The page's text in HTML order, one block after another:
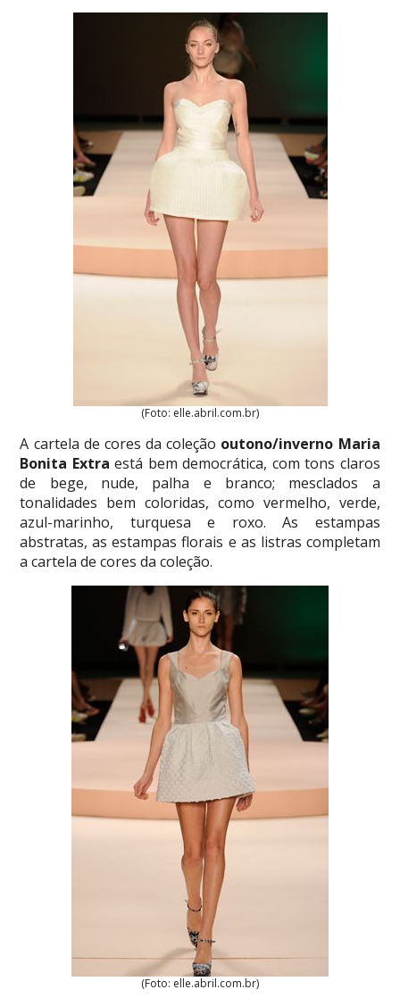
(Foto: elle.abril.com.br)
A cartela de cores da coleção outono/inverno Maria
Bonita Extra está bem democrática, com tons claros
de bege, nude, palha e branco; mesclados a
tonalidades bem coloridas, como vermelho, verde,
azul-marinho, turquesa e roxo. As estampas
abstratas, as estampas florais e as listras completam
a cartela de cores da coleção.
(Foto: elle.abril.com.br)